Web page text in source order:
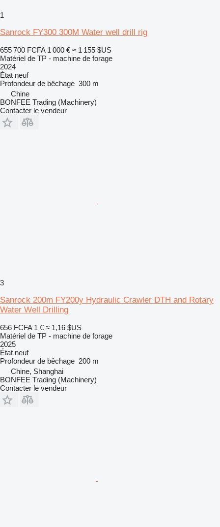
1
Sanrock FY300 300M Water well drill rig
655 700 FCFA 1 000 € ≈ 1 155 $US
Matériel de TP - machine de forage
2024
État neuf
Profondeur de bêchage 300 m
Chine
BONFEE Trading (Machinery)
Contacter le vendeur
3
Sanrock 200m FY200y Hydraulic Crawler DTH and Rotary
Water Well Drilling
656 FCFA 1 € ≈ 1,16 $US
Matériel de TP - machine de forage
2025
État neuf
Profondeur de bêchage 200 m
Chine, Shanghai
BONFEE Trading (Machinery)
Contacter le vendeur